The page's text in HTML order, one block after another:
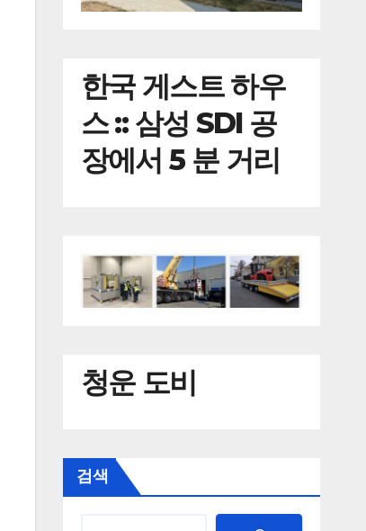
한국 게스트 하우
스 :: 삼성 SDI 공
장에서 5 분 거리
청운 도비
검색